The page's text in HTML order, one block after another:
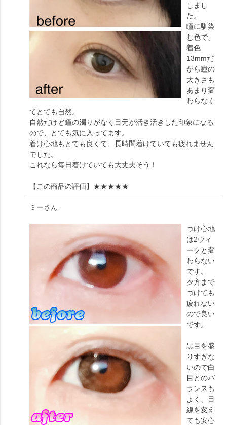
しまし
た。
瞳に馴染
む色で、
着色
13mmだ
から瞳の
大きさも
あまり変
わらなく
てとても自然。
自然だけど瞳の濁りがなく目元が活き活きした印象になる
ので、とても気に入ってます。
着け心地もとても良くて、長時間着けていても疲れません
でした。
これなら毎日着けていても大丈夫そう！
【この商品の評価】 ★★★★★
ミーさん
つけ心地
は2ウィ
ークと変
わらない
です。
夕方まで
つけても
疲れない
ので良い
です。
黒目を盛
りすぎな
いので白
目とのバ
ランスも
よく、目
線を変え
ても安心